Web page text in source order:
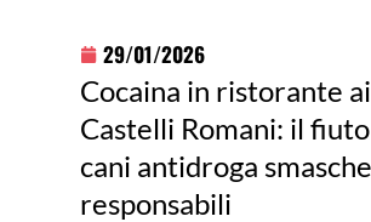
29/01/2026
Cocaina in ristorante ai
Castelli Romani: il
cani antidroga
responsabili